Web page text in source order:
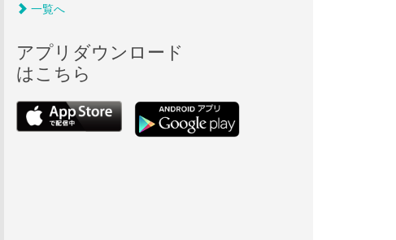
一覧へ
アプリダウンロード
はこちら